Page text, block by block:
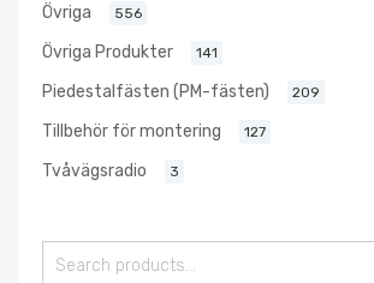
Övriga 556
Övriga Produkter 141
Piedestalfästen (PM-fästen) 209
Tillbehör för montering 127
Tvåvägsradio 3